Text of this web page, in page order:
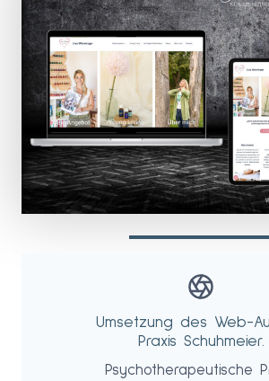
Umsetzung des Web-
Praxis Schuhmeier.
Psychotherapeutische